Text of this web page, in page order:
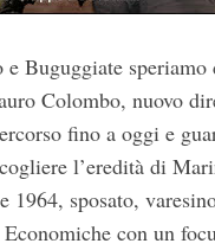
Buguggiate
Colombo, nuovo
fino a oggi e
l’eredità di
1964, sposato,
con un